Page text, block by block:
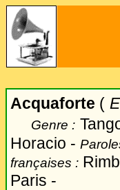
Acquaforte (
Genre :
Horacio -
françaises :
Paris -